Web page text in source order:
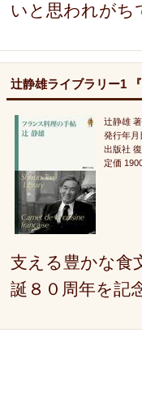
いと思われがち
辻静雄ライブラリー1
辻静雄 著
発行年月
出版社
定価
支える豊かな食
誕８０周年を記